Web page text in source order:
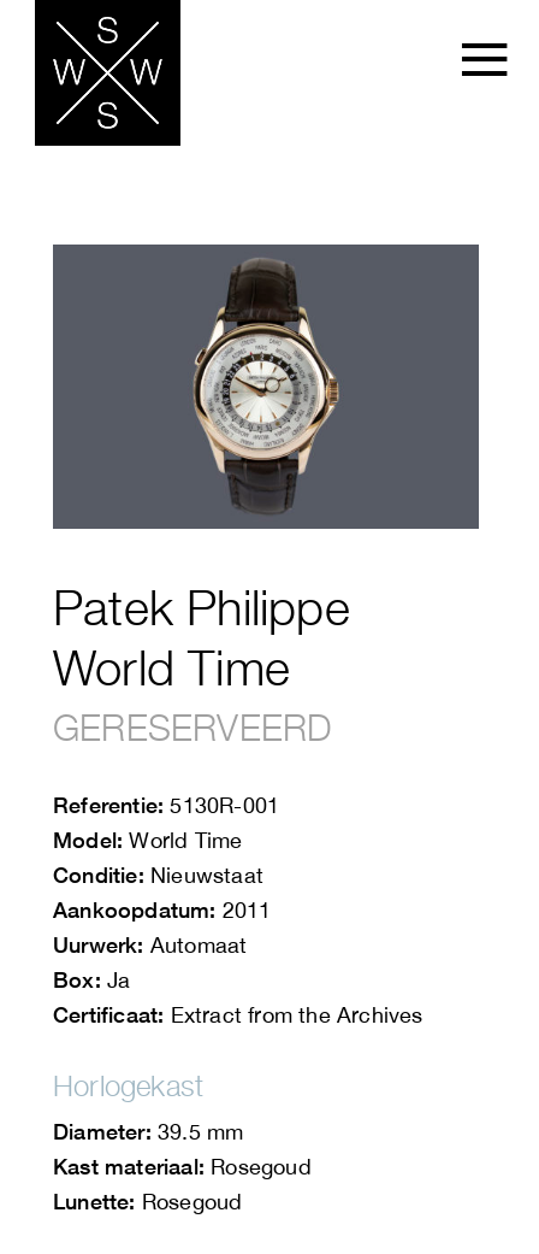
Patek Philippe
World Time
GERESERVEERD
Referentie: 5130R-001
Model: World Time
Conditie: Nieuwstaat
Aankoopdatum: 2011
Uurwerk: Automaat
Box: Ja
Certificaat: Extract from the Archives
Horlogekast
Diameter: 39.5 mm
Kast materiaal: Rosegoud
Lunette: Rosegoud